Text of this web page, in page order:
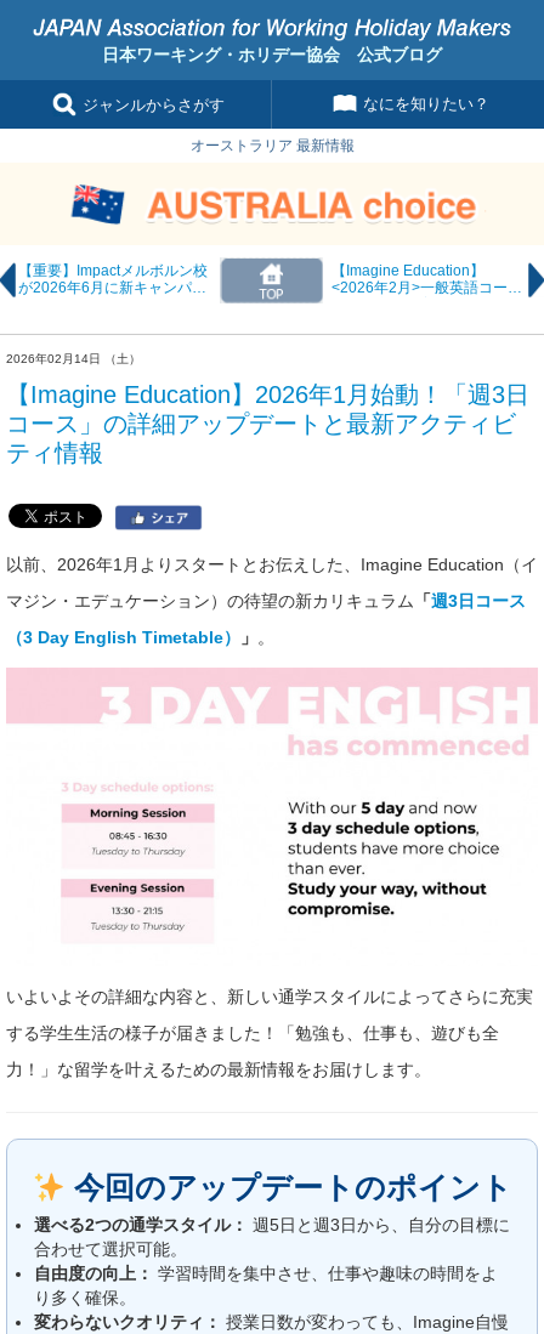
日本ワーキング・ホリデー協会 公式ブログ
ジャンルからさがす なにを知りたい？
オーストラリア 最新情報
【重要】Impactメルボルン校
が2026年6月に新キャンパス
【Imagine Education】
<2026年2月>一般英語コース
2026年02月14日 （土）
【Imagine Education】2026年1月始動！「週3日
コース」の詳細アップデートと最新アクティビ
ティ情報
以前、2026年1月よりスタートとお伝えした、Imagine Education（イ
マジン・エデュケーション）の待望の新カリキュラム
「週3日コース
（3 Day English Timetable）
」 。
いよいよその詳細な内容と、新しい通学スタイルによってさらに充実
する学生生活の様子が届きました！「勉強も、仕事も、遊びも全
力！」な留学を叶えるための最新情報をお届けします。
今回のアップデートのポイント
選べる2つの通学スタイル： 週5日と週3日から、自分の目標に
合わせて選択可能。
自由度の向上： 学習時間を集中させ、仕事や趣味の時間をよ
り多く確保。
変わらないクオリティ： 授業日数が変わっても、Imagine自慢